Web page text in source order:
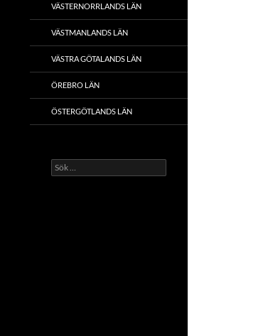
VÄSTERNORRLANDS LÄN
VÄSTMANLANDS LÄN
VÄSTRA GÖTALANDS LÄN
ÖREBRO LÄN
ÖSTERGÖTLANDS LÄN
Sök
efter: